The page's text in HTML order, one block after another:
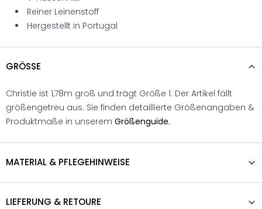
Reiner Leinenstoff
Hergestellt in Portugal
GRÖSSE
Christie ist 1,78m groß und trägt Größe 1. Der Artikel fällt
größengetreu aus. Sie finden detaillierte Größenangaben &
Produktmaße in unserem Größenguide.
MATERIAL & PFLEGEHINWEISE
LIEFERUNG & RETOURE